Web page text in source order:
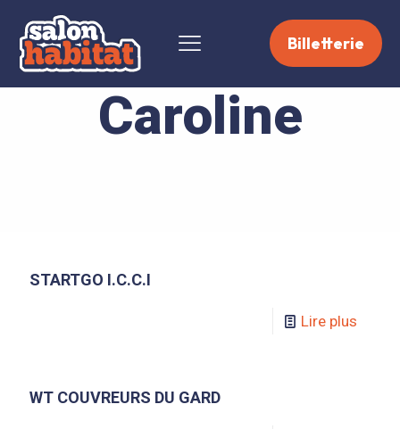
Billetterie
Caroline
STARTGO I.C.C.I
Lire plus
WT COUVREURS DU GARD